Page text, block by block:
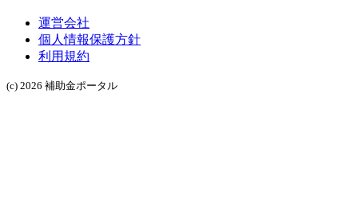
運営会社
個人情報保護方針
利用規約
(c) 2026 補助金ポータル